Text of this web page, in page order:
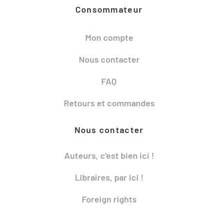
Consommateur
Mon compte
Nous contacter
FAQ
Retours et commandes
Nous contacter
Auteurs, c'est bien ici !
Libraires, par ici !
Foreign rights